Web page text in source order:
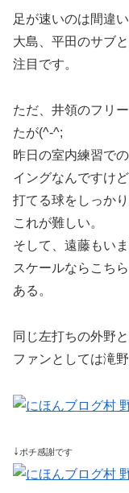
足が速いのは間違
大島、平田のサブ
注目です。
ただ、井領のフリ
たが(^-^;
昨日の室内練習で
イングなんですけど
打てる球をしっか
これが難しい。
そして、遠藤もいま
スケールならこち
ある。
同じ左打ちの外野
ファンとしては滝
↓ ポチ感謝です